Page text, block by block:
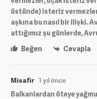
üstünde) isteriz
aşkına bu nasıl bir ilişki.
attığımız şu günlerde,
Beğen
Cevapla
Misafir 1 yıl önce
Balkanlardan öteye